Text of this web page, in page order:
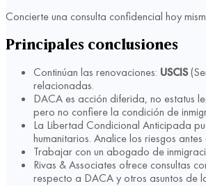
Concierte una consulta confidencial hoy
Principales conclusiones
Continúan las renovaciones: USCIS
relacionadas.
DACA es acción diferida, no estatus
pero no confiere la condición de
La Libertad Condicional Anticipada
humanitarios. Analice los riesgos
Trabajar con un abogado de
Rivas & Associates ofrece consultas
respecto a DACA y otros asuntos de